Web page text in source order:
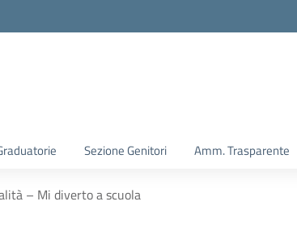
Sezione Genitori Amm. Trasparente
– Mi diverto a scuola